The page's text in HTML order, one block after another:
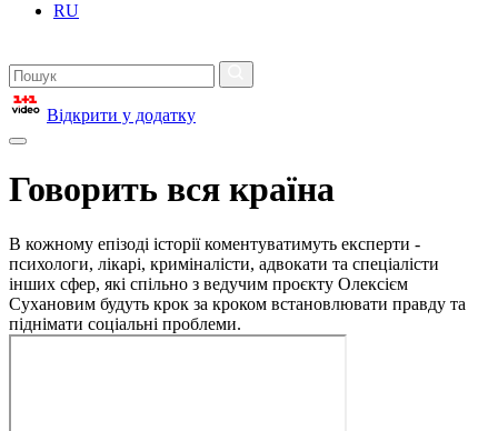
RU
Відкрити у додатку
Говорить вся країна
В кожному епізоді історії коментуватимуть експерти -
психологи, лікарі, криміналісти, адвокати та спеціалісти
інших сфер, які спільно з ведучим проєкту Олексієм
Сухановим будуть крок за кроком встановлювати правду та
піднімати соціальні проблеми.